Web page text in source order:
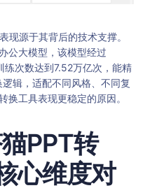
现源于其背后的技术支撑。
公大模型，该模型经过
次数达到7.52万亿次，能精
辑，适配不同风格、不同复
换工具表现更稳定的原因。
PPT转
心维度对